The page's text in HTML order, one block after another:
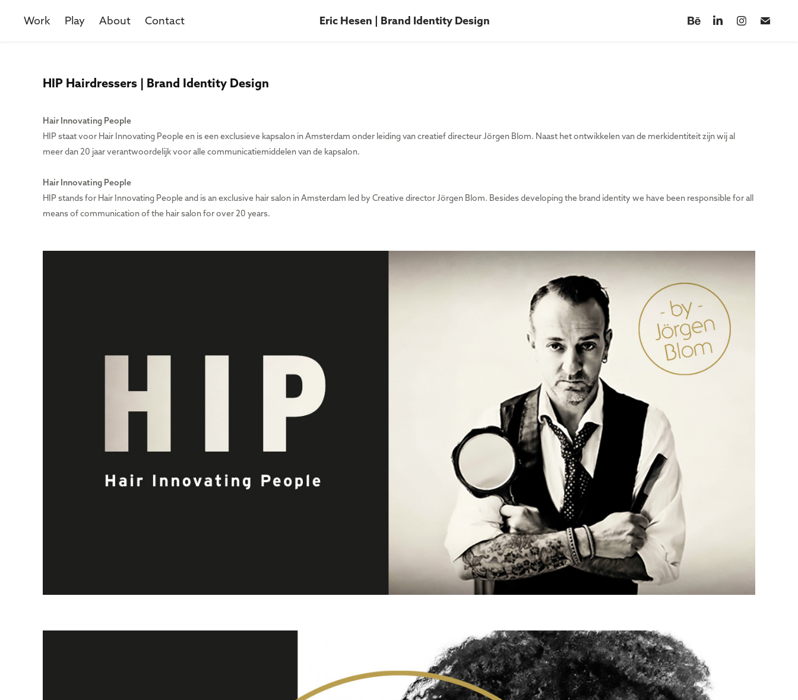
Work Play About Contact Eric Hesen | Brand Identity Design
HIP Hairdressers | Brand Identity Design
Hair Innovating People
HIP staat voor Hair Innovating People en is een exclusieve kapsalon in Amsterdam onder leiding van creatief directeur Jörgen Blom. Naast het ontwikkelen van de merkidentiteit zijn wij al
meer dan 20 jaar verantwoordelijk voor alle communicatiemiddelen van de kapsalon.
Hair Innovating People
HIP stands for Hair Innovating People and is an exclusive hair salon in Amsterdam led by Creative director Jörgen Blom. Besides developing the brand identity we have been responsible for all
means of communication of the hair salon for over 20 years.